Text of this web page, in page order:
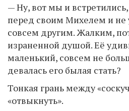
— Ну, вот мы и
перед своим Михелем и не
совсем другим. Жалким,
израненной душой. Её
маленький, совсем не
девалась его былая стать?
Тонкая грань между
«отвыкнуть».